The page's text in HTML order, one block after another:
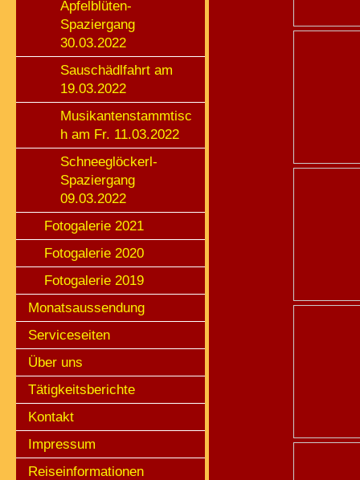
Apfelblüten-
Spaziergang
30.03.2022
Sauschädlfahrt am
19.03.2022
Musikantenstammtisc
h am Fr. 11.03.2022
Schneeglöckerl-
Spaziergang
09.03.2022
Fotogalerie 2021
Fotogalerie 2020
Fotogalerie 2019
Monatsaussendung
Serviceseiten
Über uns
Tätigkeitsberichte
Kontakt
Impressum
Reiseinformationen